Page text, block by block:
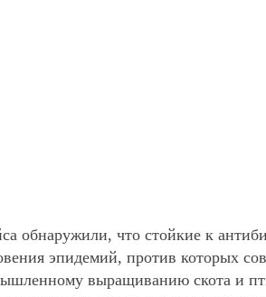
обнаружили, что стойкие к
эпидемий, против которых
выращиванию скота и